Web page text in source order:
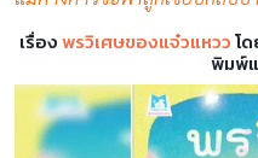
เรื่องพรวิเศษของแจ๋วแหววโ
พิมพ์